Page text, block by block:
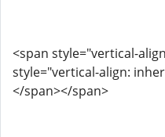
<span style="vertical-
style="vertical-align:
</span></span>